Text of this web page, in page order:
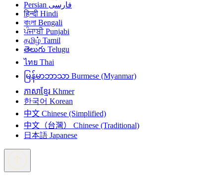
فارسی Persian
हिन्दी Hindi
বাংলা Bengali
ਪੰਜਾਬੀ Punjabi
தமிழ் Tamil
తెలుగు Telugu
ไทย Thai
မြန်မာဘာသာ Burmese (Myanmar)
ភាសាខ្មែរ Khmer
한국어 Korean
中文 Chinese (Simplified)
中文（台灣）
Chinese (Traditional)
日本語 Japanese